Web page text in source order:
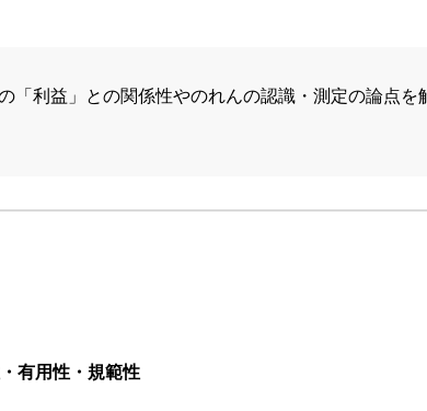
「利益」との関係性やのれんの認識・測定の論点
有用性・規範性